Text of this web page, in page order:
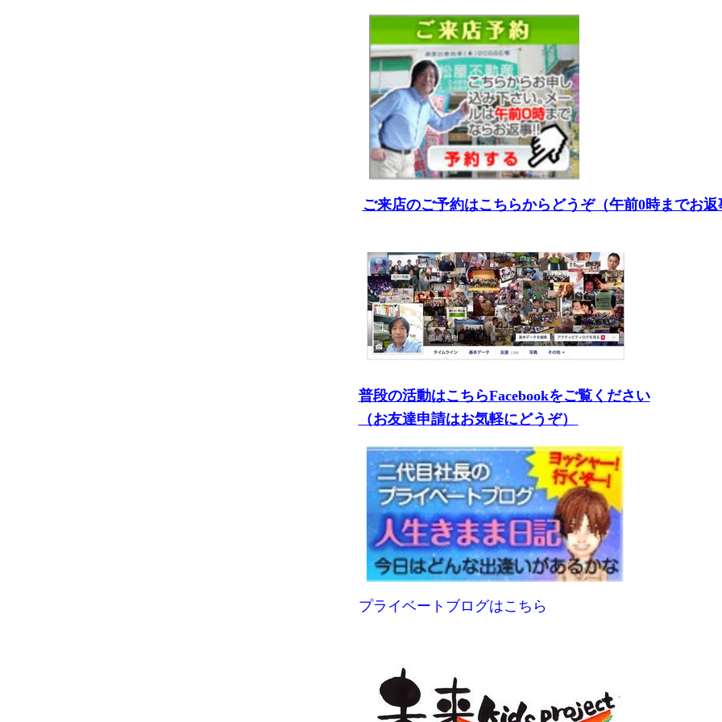
ご来店のご予約はこちらからどうぞ（午前0時までお返
普段の活動はこちらFacebookをご覧ください
（お友達申請はお気軽にどうぞ）
プライベートブログはこちら